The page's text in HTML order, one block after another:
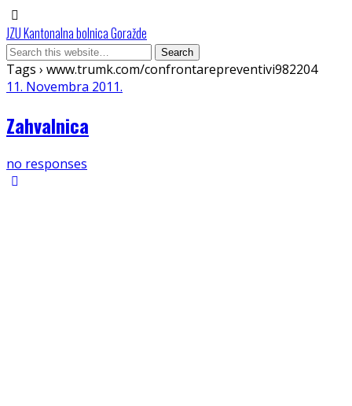
JZU Kantonalna bolnica Goražde
Tags › www.trumk.com/confrontarepreventivi982204
11. Novembra 2011.
Zahvalnica
no responses